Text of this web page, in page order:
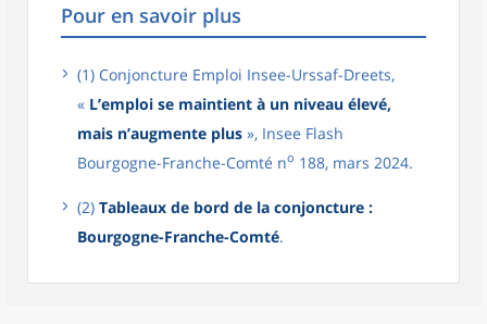
Pour en savoir plus
(1) Conjoncture Emploi Insee-Urssaf-Dreets,
« L’emploi se maintient à un niveau élevé,
mais n’augmente plus », Insee Flash
Bourgogne-Franche-Comté no 188, mars 2024.
(2) Tableaux de bord de la conjoncture :
Bourgogne-Franche-Comté.